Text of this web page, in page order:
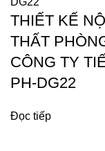
THIẾT KẾ
THẤT
CÔNG TY
PH-DG22
Đọc tiếp